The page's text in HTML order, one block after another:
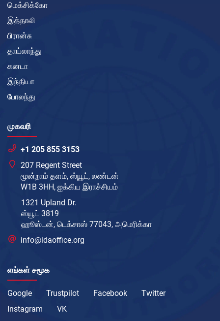
மெக்சிக்கோ
இத்தாலி
பிரான்சு
தாய்லாந்து
கனடா
இந்தியா
போலந்து
முகவரி
+1 205 855 3153
207 Regent Street
மூன்றாம் தளம், ஸ்யூட், லண்டன்
W1B 3HH, ஐக்கிய இராச்சியம்
1321 Upland Dr.
ஸ்யூட் 3819
ஹூஸ்டன், டெக்சாஸ் 77043, அமெரிக்கா
info@idaoffice.org
எங்கள் சமூக
Google Trustpilot Facebook
Twitter
Instagram
VK